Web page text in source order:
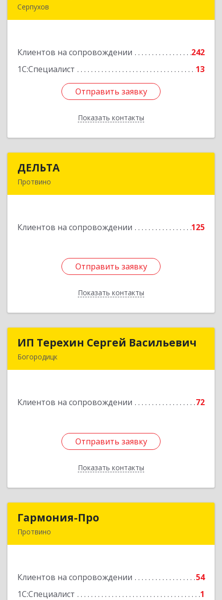
Серпухов
Клиентов на сопровождении
242
1С:Специалист
13
Отправить заявку
Показать контакты
Подробнее
Отправить заявку
Назад
ДЕЛЬТА
Протвино
Клиентов на сопровождении 125
Отправить заявку
Показать контакты
Подробнее
Отправить заявку
Назад
ИП Терехин Сергей Васильевич
Богородицк
Клиентов на сопровождении 72
Отправить заявку
Показать контакты
ИП Терехин Сергей Васильевич
Подробнее
Отправить заявку
Назад
Гармония-Про
Протвино
Клиентов на сопровождении
54
1С:Специалист
1
Подробнее